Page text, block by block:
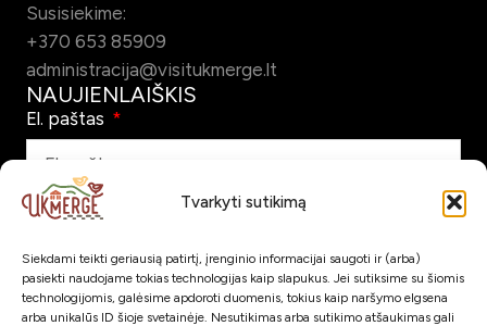
Tvarkyti sutikimą
Siekdami teikti geriausią patirtį, įrenginio informacijai saugoti ir (arba)
pasiekti naudojame tokias technologijas kaip slapukus. Jei sutiksime su šiomis
technologijomis, galėsime apdoroti duomenis, tokius kaip naršymo elgsena
arba unikalūs ID šioje svetainėje. Nesutikimas arba sutikimo atšaukimas gali
Susisiekime:
+370 653 85909
administracija@visitukmerge.lt
NAUJIENLAIŠKIS
El. paštas
turizmo naujienlaiškį el. paštu.
Prenumeruoti